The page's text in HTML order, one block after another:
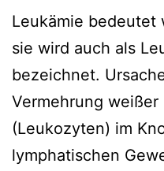
Leukämie bedeutet
sie wird auch als
bezeichnet.
Vermehrung
(Leukozyten) im
lymphatischen